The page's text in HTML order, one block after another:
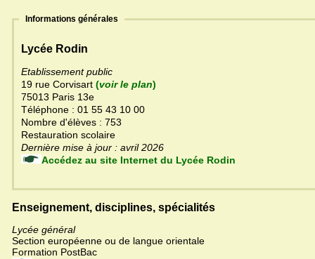
Informations générales
Lycée Rodin
Etablissement public
19 rue Corvisart (voir le plan)
75013 Paris 13e
Téléphone : 01 55 43 10 00
Nombre d'élèves : 753
Restauration scolaire
Dernière mise à jour : avril 2026
Accédez au site Internet du Lycée Rodin
Enseignement, disciplines, spécialités
Lycée général
Section européenne ou de langue orientale
Formation PostBac